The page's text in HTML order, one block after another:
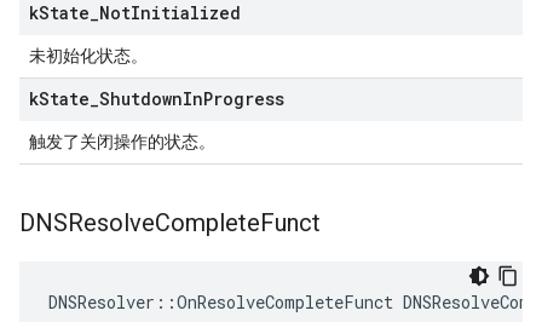
kState NotInitialized
未初始化状态。
kState ShutdownInProgress
触发了关闭操作的状态。
DNSResolveCompleteFunct
DNSResolver::OnResolveCompleteFunct